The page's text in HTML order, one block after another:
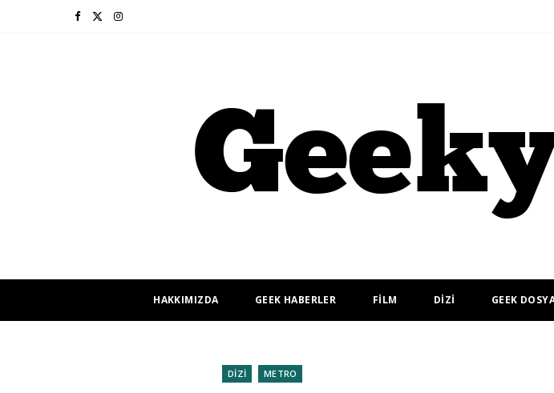
F I
HAKKIMIZDA GEEK HABERLER FİLM DİZİ GEEK
DİZİ METRO